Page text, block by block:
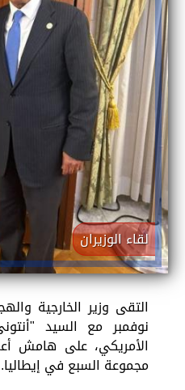
لقاء الوزيران
نوفمبر مع السيد
الأمريكي، على هامش
مجموعة السبع في إيطاليا.